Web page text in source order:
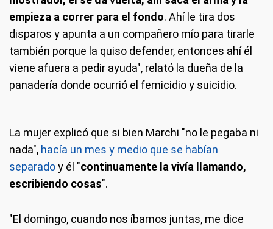
empieza a correr para el fondo. Ahí le tira dos
disparos y apunta a un compañero mío para tirarle
también porque la quiso defender, entonces ahí él
viene afuera a pedir ayuda", relató la dueña de la
panadería donde ocurrió el femicidio y suicidio.
La mujer explicó que si bien Marchi "no le pegaba ni
nada", hacía un mes y medio que se habían
separadoy él "continuamente la vivía llamando,
escribiendo cosas".
"El domingo, cuando nos íbamos juntas, me dice